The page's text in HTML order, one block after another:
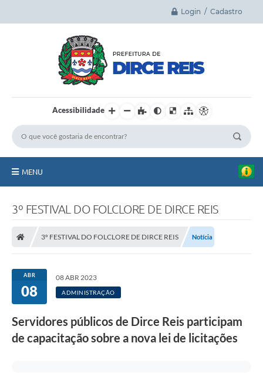
Login / Cadastro
Acessibilidade
MENU
A Prefeitura
Secretarias
Editais
Transparência
3º FESTIVAL DO FOLCLORE DE DIRCE REIS
3º FESTIVAL DO FOLCLORE DE DIRCE REIS Notícia
ABR
08
08 ABR 2023
ADMINISTRAÇÃO
Servidores públicos de Dirce Reis participam
de capacitação sobre a nova lei de licitações